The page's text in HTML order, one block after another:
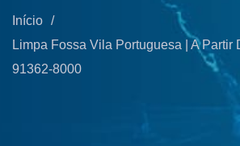
Início /
Limpa Fossa Vila Portuguesa | A Partir
91362-8000